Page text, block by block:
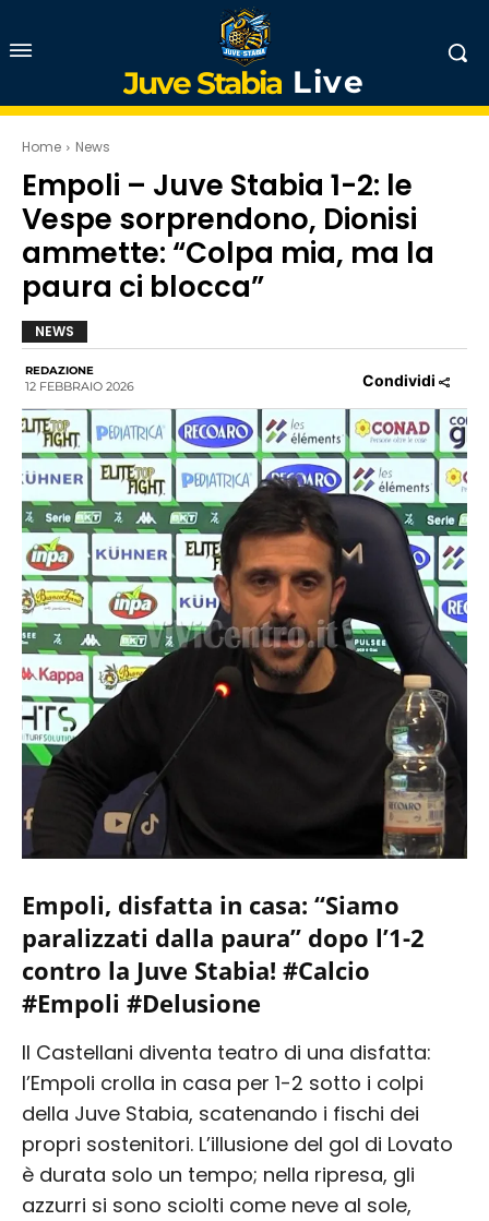
Juve Stabia Live
Home News
Empoli – Juve Stabia 1-2: le
Vespe sorprendono, Dionisi
ammette: “Colpa mia, ma la
paura ci blocca”
NEWS
REDAZIONE
12 FEBBRAIO 2026 Condividi
Empoli, disfatta in casa: “Siamo
paralizzati dalla paura” dopo l’1-2
contro la Juve Stabia! #Calcio
#Empoli #Delusione
Il Castellani diventa teatro di una disfatta:
l’Empoli crolla in casa per 1-2 sotto i colpi
della Juve Stabia, scatenando i fischi dei
propri sostenitori. L’illusione del gol di Lovato
è durata solo un tempo; nella ripresa, gli
azzurri si sono sciolti come neve al sole,